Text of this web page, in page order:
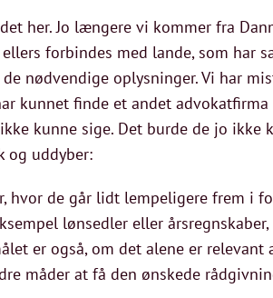
her. Jo længere vi kommer fra
forbindes med lande, som har
nødvendige oplysninger. Vi har
kunnet finde et andet
kunne sige. Det burde de jo
og uddyber:
hvor de går lidt lempeligere frem i
lønsedler eller
er også, om det alene er
måder at få den ønskede